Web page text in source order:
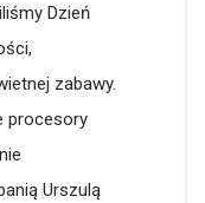
Dzień
zabawy.
procesory
Urszulą